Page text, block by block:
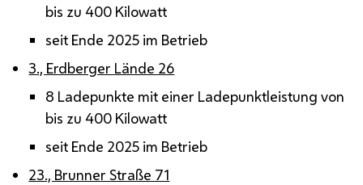
bis zu 400 Kilowatt
seit Ende 2025 im Betrieb
3., Erdberger Lände 26
8 Ladepunkte mit einer Ladepunktleistung von
bis zu 400 Kilowatt
seit Ende 2025 im Betrieb
23., Brunner Straße 71